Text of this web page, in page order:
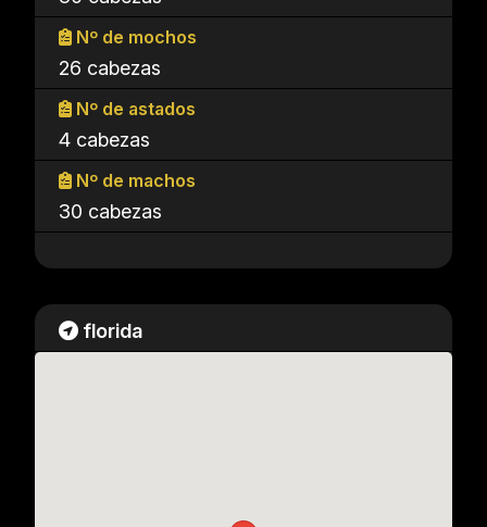
Nº de mochos
26 cabezas
Nº de astados
4 cabezas
Nº de machos
30 cabezas
florida